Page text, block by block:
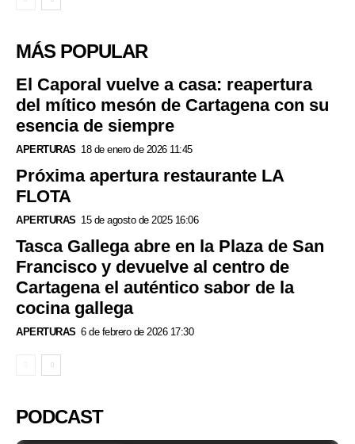
MÁS POPULAR
El Caporal vuelve a casa: reapertura
del mítico mesón de Cartagena con su
esencia de siempre
APERTURAS 18 de enero de 2026 11:45
Próxima apertura restaurante LA
FLOTA
APERTURAS 15 de agosto de 2025 16:06
Tasca Gallega abre en la Plaza de San
Francisco y devuelve al centro de
Cartagena el auténtico sabor de la
cocina gallega
APERTURAS 6 de febrero de 2026 17:30
PODCAST